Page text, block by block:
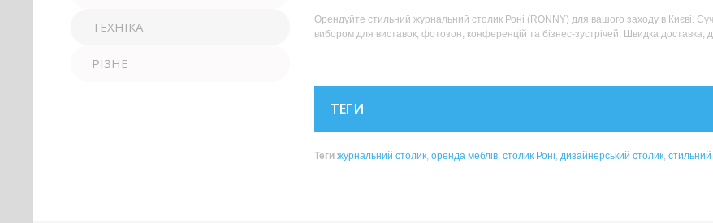
Орендуйте стильний журнальний столик Роні (RONNY) для вашого заходу в Києві.
вибором для виставок, фотозон, конференцій та бізнес-зустрічей. Швидка доставка,
ТЕГИ
Теги журнальний столик, оренда меблів, столик Роні, дизайнерський столик, стильний
ТЕХНІКА
РІЗНЕ